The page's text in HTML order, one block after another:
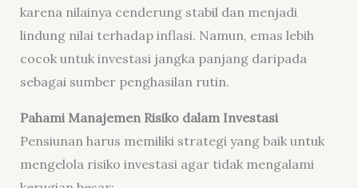
karena nilainya cenderung stabil dan menjadi
lindung nilai terhadap inflasi. Namun, emas lebih
cocok untuk investasi jangka panjang daripada
sebagai sumber penghasilan rutin.
Pahami Manajemen Risiko dalam Investasi
Pensiunan harus memiliki strategi yang baik untuk
mengelola risiko investasi agar tidak mengalami